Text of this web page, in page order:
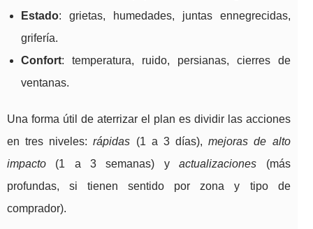
Estado: grietas, humedades, juntas ennegrecidas,
grifería.
Confort: temperatura, ruido, persianas, cierres de
ventanas.
Una forma útil de aterrizar el plan es dividir las acciones
en tres niveles:rápidas (1 a 3 días),mejoras de alto
impacto (1 a 3 semanas) yactualizaciones (más
profundas, si tienen sentido por zona y tipo de
comprador).